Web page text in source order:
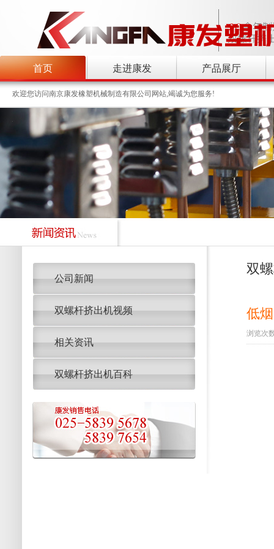
首页
欢迎您访问南京康发橡塑机械制造有限公司网站,竭诚为您服务!
走进康发 产品展厅
公司新闻
双螺杆挤出机视频
相关资讯
双螺杆挤出机百科
双
低
浏览次